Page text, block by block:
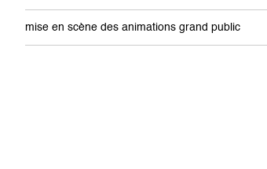
mise en scène des animations grand public